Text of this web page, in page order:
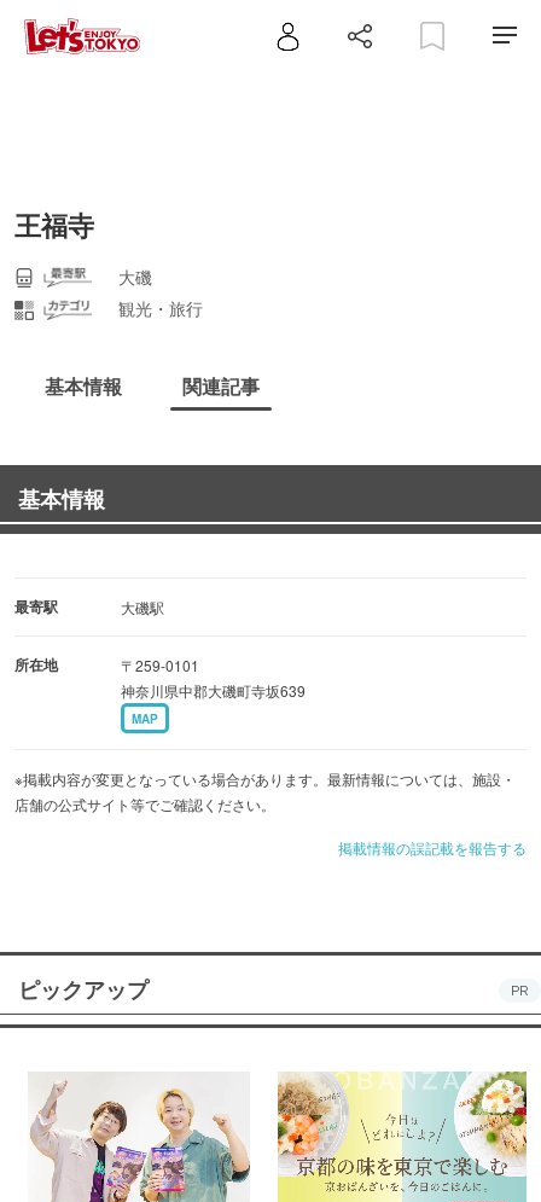
王福寺
大磯
観光・旅行
基本情報 関連記事
基本情報
最寄駅 大磯駅
所在地
〒259-0101
神奈川県中郡大磯町寺坂639
MAP
※掲載内容が変更となっている場合があります。最新情報については、施設・
店舗の公式サイト等でご確認ください。
掲載情報の誤記載を報告する
ピックアップ PR